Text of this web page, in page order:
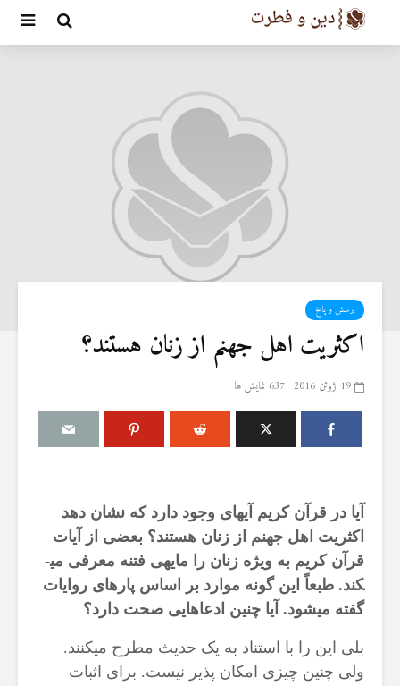
پرسش و پاسخ
اکثریت اهل جهنم از زنان هستند؟
19 ژوئن 2016 637 نمایش ها
آیا در قرآن کریم آیه­ای وجود دارد که نشان دهد
اکثریت اهل جهنم از زنان هستند؟ بعضی از آیات
قرآن کریم به ویژه زنان را مایه­ی فتنه معرفی می­
کند. طبعاً این گونه موارد بر اساس پاره­ای روایات
گفته می­شود. آیا چنین ادعاهایی صحت دارد؟
بلی این را با استناد به یک حدیث مطرح می­کنند.
ولی چنین چیزی امکان پذیر نیست. برای اثبات
درباره سنگ زدن به
شیطان و دویدن مردان
میان صفا و مروه
20 جولای 2026
29 نمایش ها
رفته، اما مرا طلاق
نمی‌دهد. چه باید کرد؟
در آیه ۷۸ سوره واقعه
19 نمایش ها